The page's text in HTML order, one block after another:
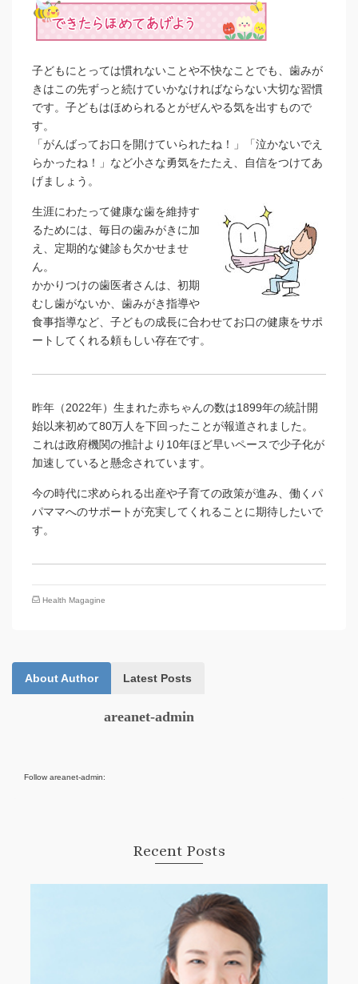
子どもにとっては慣れないことや不快なことでも、歯みが
きはこの先ずっと続けていかなければならない大切な習慣
です。子どもはほめられるとがぜんやる気を出すもので
す。
「がんばってお口を開けていられたね！」「泣かないでえ
らかったね！」など小さな勇気をたたえ、自信をつけてあ
げましょう。
生涯にわたって健康な歯を維持す
るためには、毎日の歯みがきに加
え、定期的な健診も欠かせませ
ん。
かかりつけの歯医者さんは、初期
むし歯がないか、歯みがき指導や
食事指導など、子どもの成長に合わせてお口の健康をサポ
ートしてくれる頼もしい存在です。
昨年（2022年）生まれた赤ちゃんの数は1899年の統計開
始以来初めて80万人を下回ったことが報道されました。
これは政府機関の推計より10年ほど早いペースで少子化が
加速していると懸念されています。
今の時代に求められる出産や子育ての政策が進み、働くパ
パママへのサポートが充実してくれることに期待したいで
す。
Health Magagine
About Author Latest Posts
Follow areanet-admin:
areanet-admin
Recent Posts